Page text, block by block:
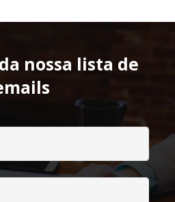
nossa lista de